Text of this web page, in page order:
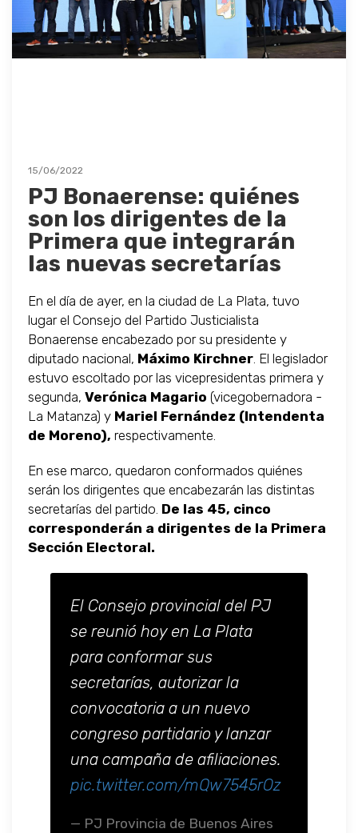
15/06/2022
PJ Bonaerense: quiénes
son los dirigentes de la
Primera que integrarán
las nuevas secretarías
En el día de ayer, en la ciudad de La Plata, tuvo
lugar el Consejo del Partido Justicialista
Bonaerense encabezado por su presidente y
diputado nacional, Máximo Kirchner. El legislador
estuvo escoltado por las vicepresidentas primera y
segunda, Verónica Magario (vicegobernadora -
La Matanza) y Mariel Fernández (Intendenta
de Moreno), respectivamente.
En ese marco, quedaron conformados quiénes
serán los dirigentes que encabezarán las distintas
secretarías del partido. De las 45, cinco
corresponderán a dirigentes de la Primera
Sección Electoral.
El Consejo provincial del PJ
se reunió hoy en La Plata
para conformar sus
secretarías, autorizar la
convocatoria a un nuevo
congreso partidario y lanzar
una campaña de afiliaciones.
pic.twitter.com/mQw7545rOz
— PJ Provincia de Buenos Aires